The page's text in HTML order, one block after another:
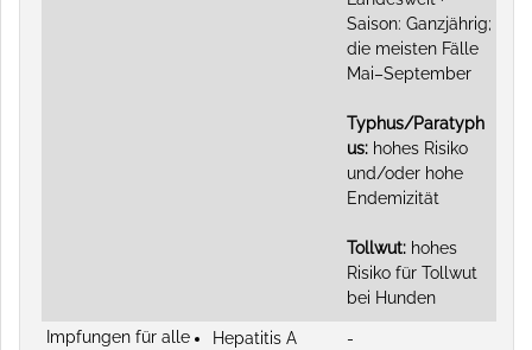
Saison: Ganzjährig;
die meisten Fälle
Mai–September
Typhus/Paratyph
us:hohes Risiko
und/oder hohe
Endemizität
Tollwut:hohes
Risiko für Tollwut
bei Hunden
Impfungen für alle
Hepatitis A
-